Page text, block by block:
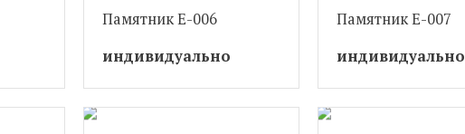
Памятник Е-006
индивидуально
Памятник Е-007
индивидуально